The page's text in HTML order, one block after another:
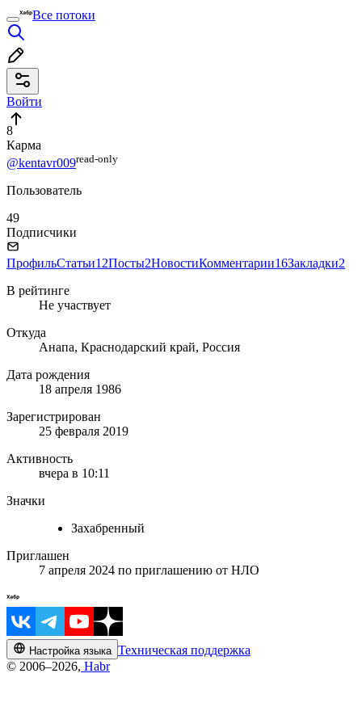
Все потоки
Войти
8
Карма
@kentavr009read⁠-⁠only
Пользователь
49
Подписчики
ПрофильСтатьи12Посты2НовостиКомментарии16Закладки2
В рейтинге
Не участвует
Откуда
Анапа, Краснодарский край, Россия
Дата рождения
18 апреля 1986
Зарегистрирован
25 февраля 2019
Активность
вчера в 10:11
Значки
Захабренный
Приглашен
7 апреля 2024 по приглашению от НЛО
Настройка языка Техническая поддержка
© 2006–2026, Habr